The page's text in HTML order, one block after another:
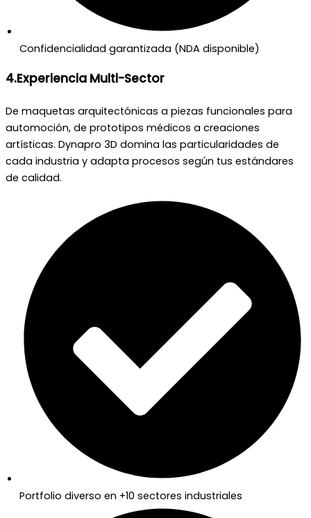
Confidencialidad garantizada (NDA disponible)
4.Experiencia Multi-Sector
De maquetas arquitectónicas a piezas funcionales para
automoción, de prototipos médicos a creaciones
artísticas. Dynapro 3D domina las particularidades de
cada industria y adapta procesos según tus estándares
de calidad.
Portfolio diverso en +10 sectores industriales